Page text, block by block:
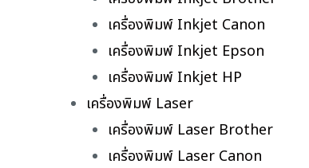
เครื่องพิมพ์ Inkjet Canon
เครื่องพิมพ์ Inkjet Epson
เครื่องพิมพ์ Inkjet HP
เครื่องพิมพ์ Laser
เครื่องพิมพ์ Laser Brother
เครื่องพิมพ์ Laser Canon